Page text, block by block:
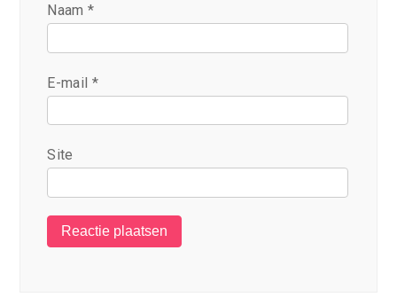
Naam*
E-mail *
Site